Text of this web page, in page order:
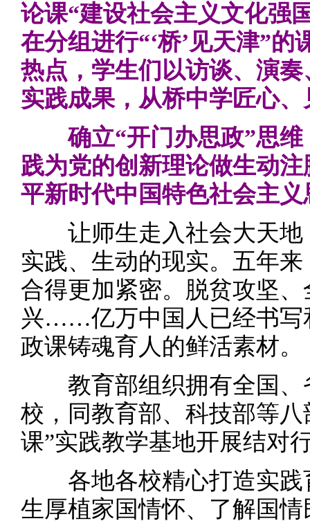
论课“建设社会主义文化强
在分组进行“‘桥’见天津”
热点，学生们以访谈、演
实践成果，从桥中学匠心
确立“开门办思政”思维
践为党的创新理论做生动
平新时代中国特色社会主
让师生走入社会大天地
实践、生动的现实。五年
合得更加紧密。脱贫攻坚
兴……亿万中国人已经书写
政课铸魂育人的鲜活素材。
教育部组织拥有全国、
校，同教育部、科技部等
课”实践教学基地开展结对
各地各校精心打造实践
生厚植家国情怀、了解国